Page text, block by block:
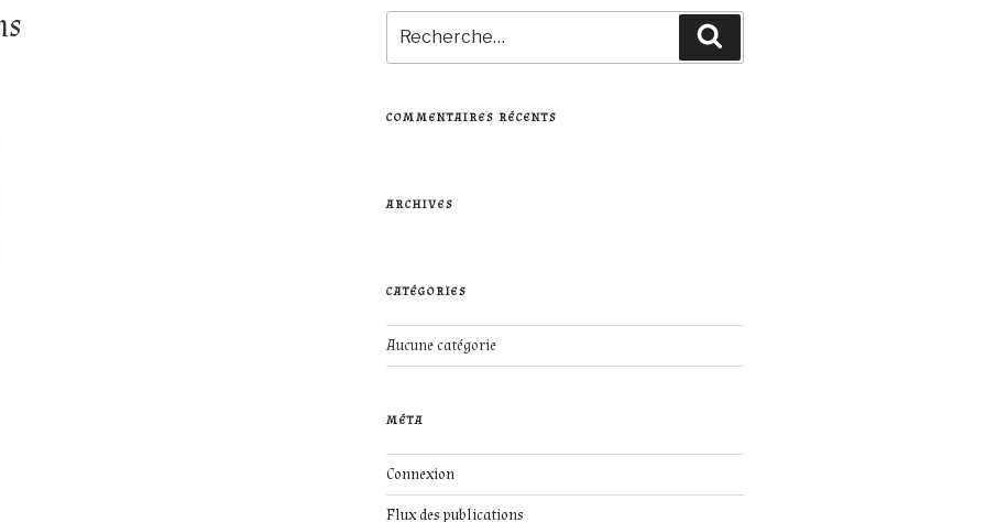
pour
:
COMMENTAIRES RÉCENTS
ARCHIVES
CATÉGORIES
Aucune catégorie
MÉTA
Connexion
Flux des publications